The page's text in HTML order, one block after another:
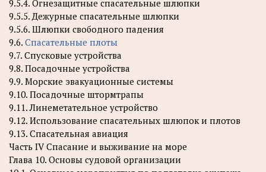
9.5.4. Огнезащитные спасательные шлюпки
9.5.5. Дежурные спасательные шлюпки
9.5.6. Шлюпки свободного падения
9.6. Спасательные плоты
9.7. Спусковые устройства
9.8. Посадочные устройства
9.9. Морские эвакуационные системы
9.10. Посадочные штормтрапы
9.11. Линеметательное устройство
9.12. Использование спасательных шлюпок и плотов
9.13. Спасательная авиация
Часть IV Спасание и выживание на море
Глава 10. Основы судовой организации